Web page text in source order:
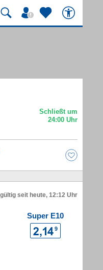
gültig seit heute, 12:12 Uhr
Super E10